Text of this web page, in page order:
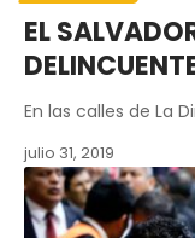
EL
En las calles de La
julio 31, 2019